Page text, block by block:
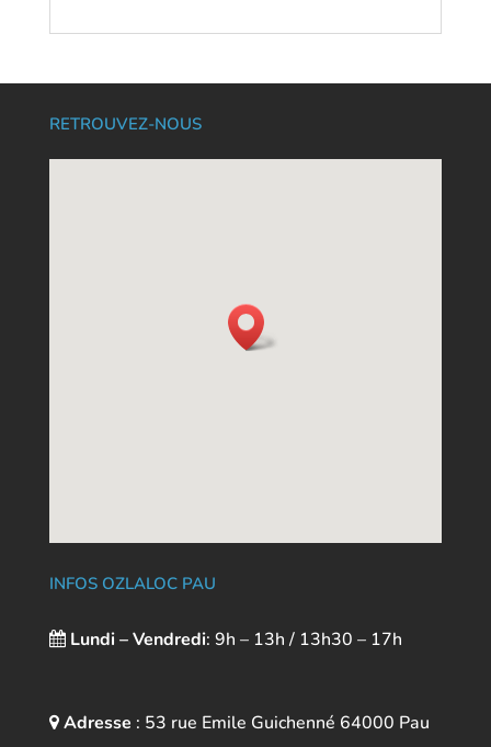
RETROUVEZ-NOUS
INFOS OZLALOC PAU
Lundi – Vendredi: 9h – 13h / 13h30 – 17h
Adresse : 53 rue Emile Guichenné 64000 Pau